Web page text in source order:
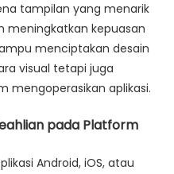
tampilan yang menarik
meningkatkan kepuasan
menciptakan desain
visual tetapi juga
mengoperasikan aplikasi.
pada Platform
Android, iOS, atau